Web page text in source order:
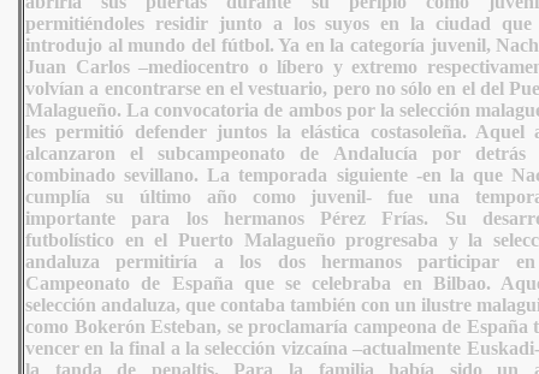
permitiéndoles residir junto a los suyos en la ciudad que
introdujo al mundo del fútbol. Ya en la categoría juvenil,
Juan Carlos –mediocentro o líbero y extremo
volvían a encontrarse en el vestuario, pero no sólo en el del
Malagueño. La convocatoria de ambos por la selección
les permitió defender juntos la elástica costasoleña. Aquel
alcanzaron el subcampeonato de Andalucía por detrás
combinado sevillano. La temporada siguiente -en la que
cumplía su último año como juvenil- fue una
importante para los hermanos Pérez Frías. Su
futbolístico en el Puerto Malagueño progresaba y la
andaluza permitiría a los dos hermanos participar
Campeonato de España que se celebraba en Bilbao.
selección andaluza, que contaba también con un ilustre
como Bokerón Esteban, se proclamaría campeona de España
vencer en la final a la selección vizcaína –actualmente